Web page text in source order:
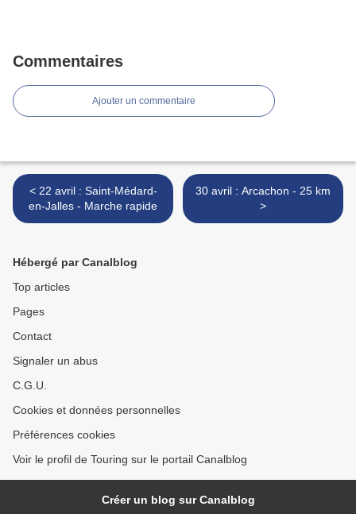
Commentaires
Ajouter un commentaire
< 22 avril : Saint-Médard-
en-Jalles - Marche rapide
30 avril : Arcachon - 25 km
>
Hébergé par Canalblog
Top articles
Pages
Contact
Signaler un abus
C.G.U.
Cookies et données personnelles
Préférences cookies
Voir le profil de Touring sur le portail Canalblog
Créer un blog sur Canalblog